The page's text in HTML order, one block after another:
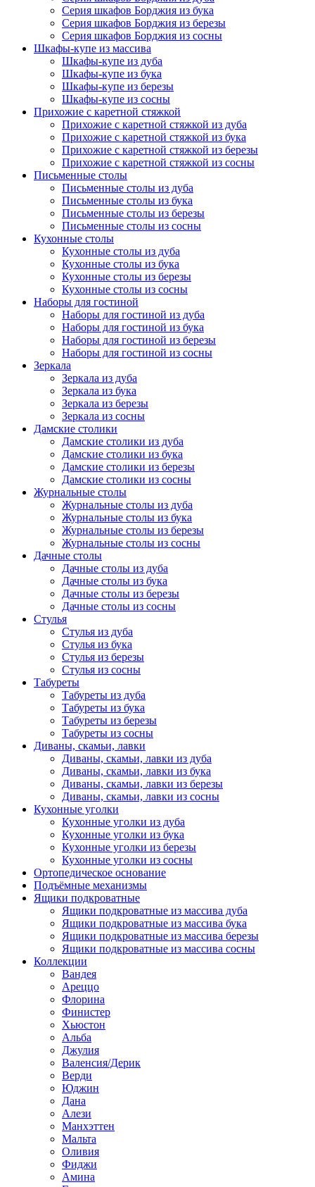
Серия шкафов Борджия из бука
Серия шкафов Борджия из березы
Серия шкафов Борджия из сосны
Шкафы-купе из массива
Шкафы-купе из дуба
Шкафы-купе из бука
Шкафы-купе из березы
Шкафы-купе из сосны
Прихожие с каретной стяжкой
Прихожие с каретной стяжкой из дуба
Прихожие с каретной стяжкой из бука
Прихожие с каретной стяжкой из березы
Прихожие с каретной стяжкой из сосны
Письменные столы
Письменные столы из дуба
Письменные столы из бука
Письменные столы из березы
Письменные столы из сосны
Кухонные столы
Кухонные столы из дуба
Кухонные столы из бука
Кухонные столы из березы
Кухонные столы из сосны
Наборы для гостиной
Наборы для гостиной из дуба
Наборы для гостиной из бука
Наборы для гостиной из березы
Наборы для гостиной из сосны
Зеркала
Зеркала из дуба
Зеркала из бука
Зеркала из березы
Зеркала из сосны
Дамские столики
Дамские столики из дуба
Дамские столики из бука
Дамские столики из березы
Дамские столики из сосны
Журнальные столы
Журнальные столы из дуба
Журнальные столы из бука
Журнальные столы из березы
Журнальные столы из сосны
Дачные столы
Дачные столы из дуба
Дачные столы из бука
Дачные столы из березы
Дачные столы из сосны
Стулья
Стулья из дуба
Стулья из бука
Стулья из березы
Стулья из сосны
Табуреты
Табуреты из дуба
Табуреты из бука
Табуреты из березы
Табуреты из сосны
Диваны, скамьи, лавки
Диваны, скамьи, лавки из дуба
Диваны, скамьи, лавки из бука
Диваны, скамьи, лавки из березы
Диваны, скамьи, лавки из сосны
Кухонные уголки
Кухонные уголки из дуба
Кухонные уголки из бука
Кухонные уголки из березы
Кухонные уголки из сосны
Ортопедическое основание
Подъёмные механизмы
Ящики подкроватные
Ящики подкроватные из массива дуба
Ящики подкроватные из массива бука
Ящики подкроватные из массива березы
Ящики подкроватные из массива сосны
Коллекции
Вандея
Ареццо
Флорина
Финистер
Хьюстон
Альба
Джулия
Валенсия/Дерик
Верди
Юджин
Дана
Алези
Манхэттен
Мальта
Оливия
Фиджи
Амина